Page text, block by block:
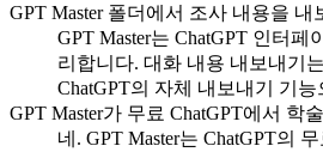
GPT Master 폴더에서 조사 내용을 내
GPT Master는 ChatGPT 인터
리합니다. 대화 내용 내보내기
ChatGPT의 자체 내보내기 기
GPT Master가 무료 ChatGPT에서 학
네. GPT Master는 ChatGPT의